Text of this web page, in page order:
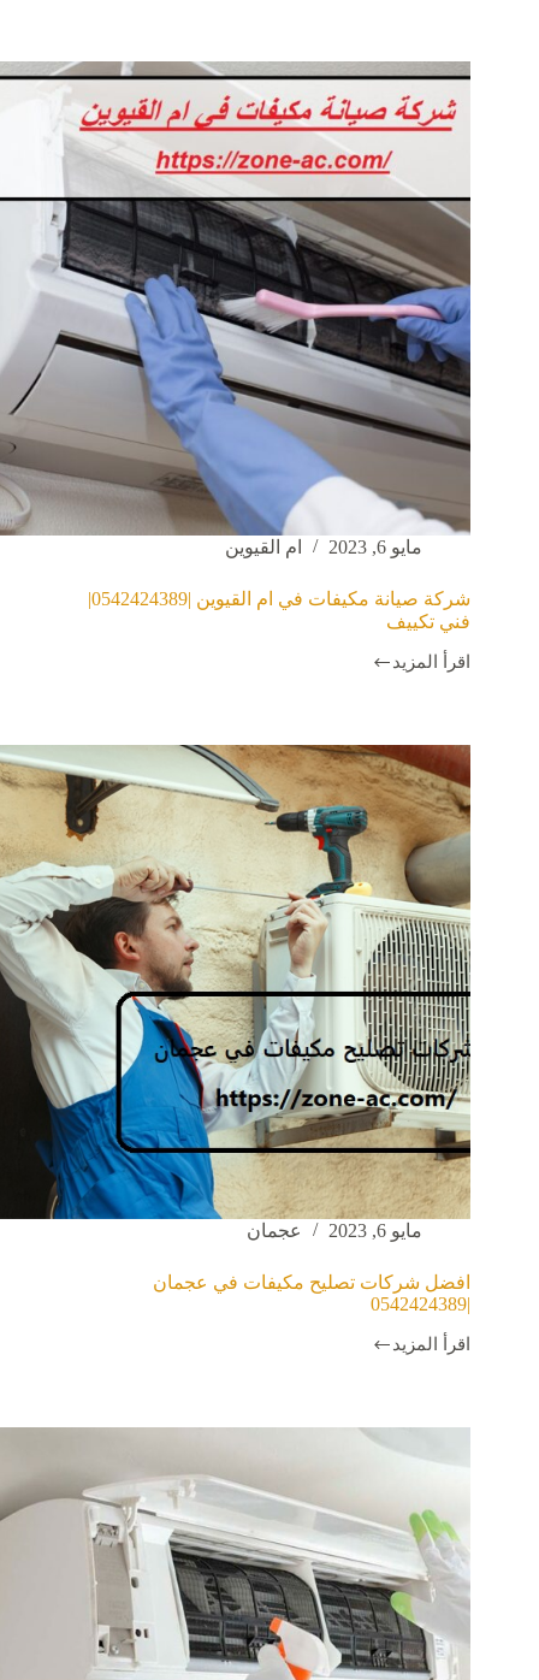
في
الشارقة
مايو 6, 2023 ام القيوين
شركة صيانة مكيفات في ام القيوين |0542424389|
فني تكييف
اقرأ المزيد
شركة
ام
القيوين
فني
تكييف
مايو 6, 2023 عجمان
افضل شركات تصليح مكيفات في عجمان
اقرأ المزيد
افضل
عجمان